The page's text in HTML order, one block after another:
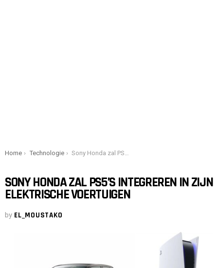
You are here:
Home Technologie Sony Honda zal PS5’s integreren in zijn elektrische voertuigen
SONY HONDA ZAL PS5’S INTEGREREN IN ZIJN
ELEKTRISCHE VOERTUIGEN
by EL_MOUSTAKO